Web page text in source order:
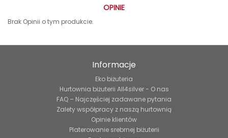
OPINIE
Brak Opinii o tym produkcie.
Informacje
Eko biżuteria
Hurtownia biżuterii All4silver - O nas
FAQ – Najczęściej zadawane pytania
Zalety współpracy z naszą hurtownią
Opinie klientów
Platerowanie srebrnej biżuterii